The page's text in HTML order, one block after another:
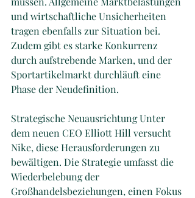
und wirtschaftliche Unsicherheiten
tragen ebenfalls zur Situation bei.
Zudem gibt es starke Konkurrenz
durch aufstrebende Marken, und der
Sportartikelmarkt durchläuft eine
Phase der Neudefinition.
Strategische Neuausrichtung Unter
dem neuen CEO Elliott Hill versucht
Nike, diese Herausforderungen zu
bewältigen. Die Strategie umfasst die
Wiederbelebung der
Großhandelsbeziehungen, einen Fokus